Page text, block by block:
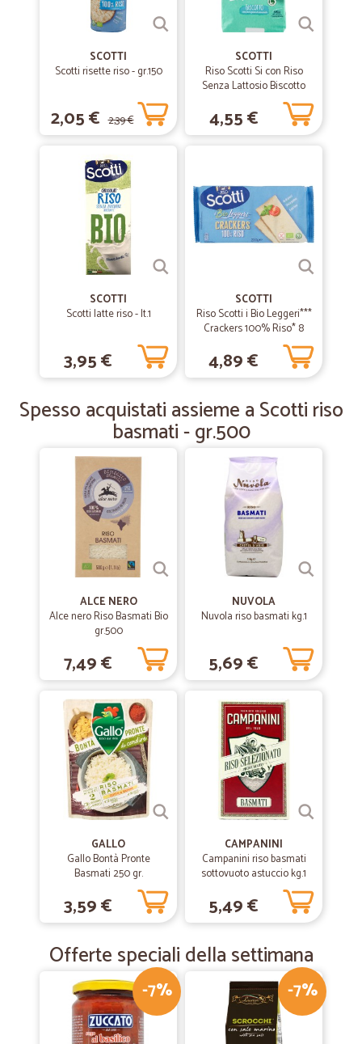
09/04/2019
—Vittorio Z.
Ottimi prodotti
Ottimi prodotti. Consegna rapida
24/03/2019
—Sonia G.
Ottimo servizii
27/02/2019
—Tiziana T.
Buongiorno Io mi sono trovata bene con…
Buongiorno Io mi sono trovata bene con voi il paco era ottimo
14/02/2019
Valeria L.
Servizio rapido ed efficiente. Utilissimo per chi non
Servizio rapido ed efficiente. Utilissimo per chi non ha vicino grandi
SCOTTI
Scotti risette riso - gr.150
2,05 € 2,39 €
SCOTTI
Riso Scotti Si con Riso
Senza Lattosio Biscotto
con riso e gocce di
cioccolato 350 gr.
4,55 €
SCOTTI
Scotti latte riso - lt.1
3,95 €
SCOTTI
Riso Scotti i Bio Leggeri***
Crackers 100% Riso* 8
mono 200 gr.
4,89 €
Spesso acquistati assieme a Scotti riso
basmati - gr.500
ALCE NERO
Alce nero Riso Basmati Bio
gr.500
7,49 €
NUVOLA
Nuvola riso basmati kg.1
5,69 €
GALLO
Gallo Bontà Pronte
Basmati 250 gr.
3,59 €
CAMPANINI
Campanini riso basmati
sottovuoto astuccio kg.1
5,49 €
Offerte speciali della settimana
-7% -7%